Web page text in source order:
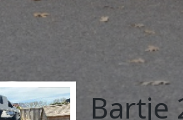
Bartje